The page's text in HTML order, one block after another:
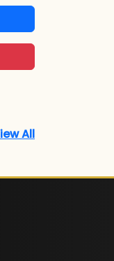
All